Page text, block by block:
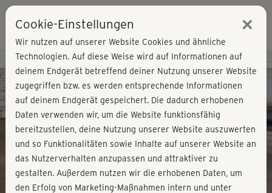
Play
Video
Kursvorschau - Jetzt mitmachen!
Cookie-Einstellungen ×
Wir nutzen auf unserer Website Cookies und ähnliche
Technologien. Auf diese Weise wird auf Informationen auf
deinem Endgerät betreffend deiner Nutzung unserer Website
zugegriffen bzw. es werden entsprechende Informationen
auf deinem Endgerät gespeichert. Die dadurch erhobenen
Daten verwenden wir, um die Website funktionsfähig
bereitzustellen, deine Nutzung unserer Website auszuwerten
und so Funktionalitäten sowie Inhalte auf unserer Website an
das Nutzerverhalten anzupassen und attraktiver zu
gestalten. Außerdem nutzen wir die erhobenen Daten, um
den Erfolg von Marketing-Maßnahmen intern und unter